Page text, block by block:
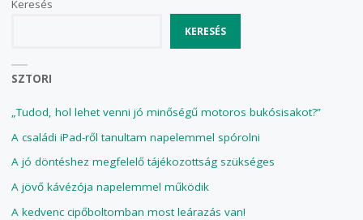
Keresés
KERESÉS
SZTORI
„Tudod, hol lehet venni jó minőségű motoros bukósisakot?”
A családi iPad-ről tanultam napelemmel spórolni
A jó döntéshez megfelelő tájékozottság szükséges
A jövő kávézója napelemmel működik
A kedvenc cipőboltomban most leárazás van!